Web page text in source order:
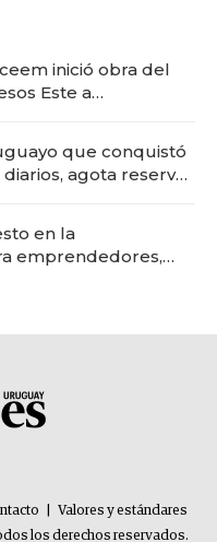
inició obra del
Este a
que conquistó
agota reservas
en la
emprendedores,
Valores y estándares
los derechos reservados.